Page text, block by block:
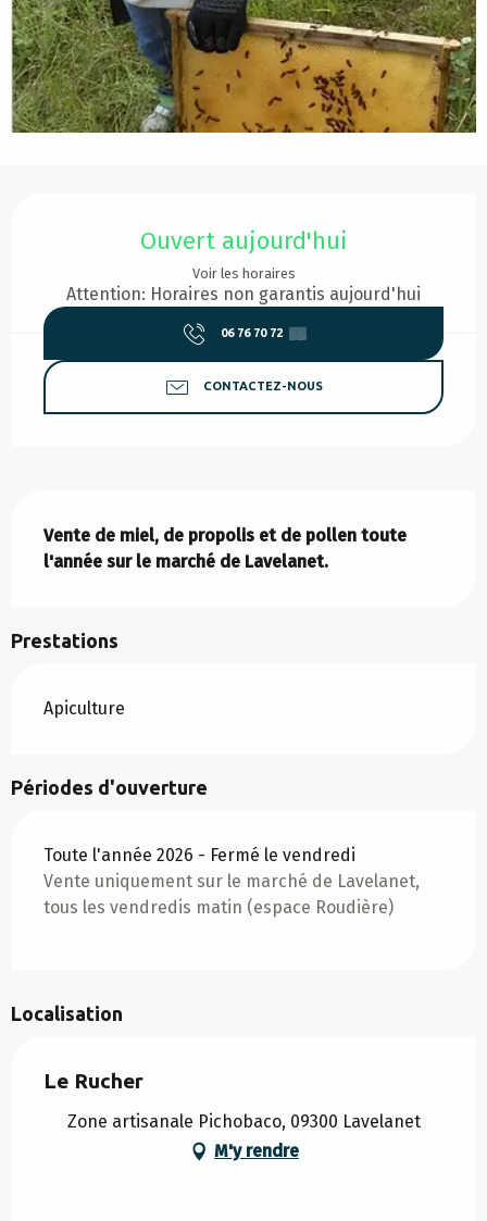
Ouvert aujourd'hui
Voir les horaires
Attention: Horaires non garantis aujourd'hui
06 76 70 72 ▒▒
CONTACTEZ-NOUS
Vente de miel, de propolis et de pollen toute
l'année sur le marché de Lavelanet.
Prestations
Apiculture
Périodes d'ouverture
Toute l'année 2026 - Fermé le vendredi
Vente uniquement sur le marché de Lavelanet,
tous les vendredis matin (espace Roudière)
Localisation
Le Rucher
Zone artisanale Pichobaco, 09300 Lavelanet
M'y rendre